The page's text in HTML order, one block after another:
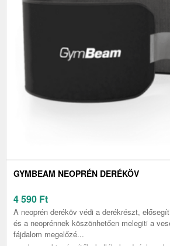
GYMBEAM NEOPRÉN DERÉKÖV
4 590 Ft
A neoprén deréköv védi a derékrészt,
és a neoprénnek köszönhetően melegiti a
fájdalom megelőzé...